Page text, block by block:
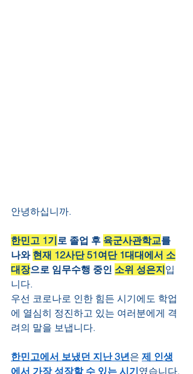
안녕하십니까.
한민고 1기로 졸업 후 육군사관학교를
나와 현재 12사단 51여단 1대대에서 소
대장으로 임무수행 중인 소위 성은지입
니다.
우선 코로나로 인한 힘든 시기에도 학업
에 열심히 정진하고 있는 여러분에게 격
려의 말을 보냅니다.
한민고에서 보냈던 지난 3년은 제 인생
에서 가장 성장할 수 있는 시기였습니다.